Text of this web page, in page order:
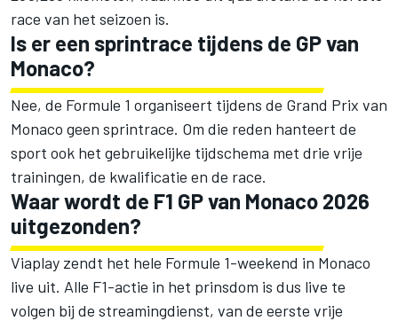
race van het seizoen is.
Is er een sprintrace tijdens de GP van
Monaco?
Nee, de Formule 1 organiseert tijdens de Grand Prix van
Monaco geen sprintrace. Om die reden hanteert de
sport ook het gebruikelijke tijdschema met drie vrije
trainingen, de kwalificatie en de race.
Waar wordt de F1 GP van Monaco 2026
uitgezonden?
Viaplay zendt het hele Formule 1-weekend in Monaco
live uit. Alle F1-actie in het prinsdom is dus live te
volgen bij de streamingdienst, van de eerste vrije